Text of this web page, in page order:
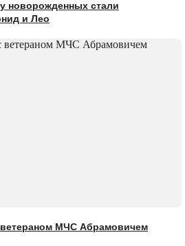
новорожденных стали
и Лео
ветераном МЧС Абрамовичем